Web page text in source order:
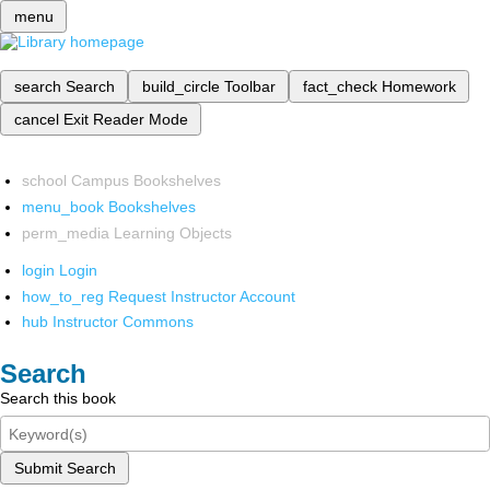
menu
search Search build_circle Toolbar fact_check Homework
cancel Exit Reader Mode
school Campus Bookshelves
menu_book Bookshelves
perm_media Learning Objects
login Login
how_to_reg Request Instructor Account
hub Instructor Commons
Search
Search this book
Submit Search